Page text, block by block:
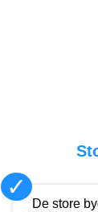
✓
De store